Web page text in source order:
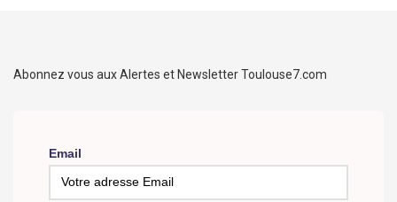
Abonnez vous aux Alertes et Newsletter Toulouse7.com
Email